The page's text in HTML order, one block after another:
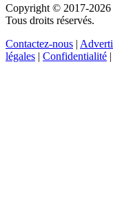
Copyright © 2017-
Tous droits réservés.
Contactez-nous |
légales | Confidentialité |